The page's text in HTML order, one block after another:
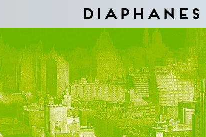
Diaphanes